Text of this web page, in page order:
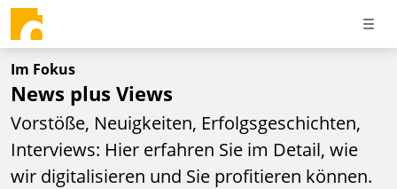
Im Fokus
News plus Views
Vorstöße, Neuigkeiten, Erfolgsgeschichten,
Interviews: Hier erfahren Sie im Detail, wie
wir digitalisieren und Sie profitieren können.